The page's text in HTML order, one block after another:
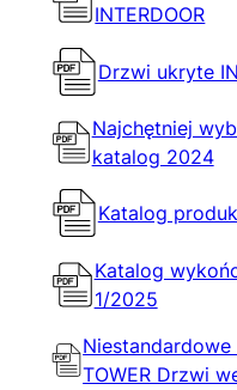
INTERDOOR
Drzwi ukryte
Najchętniej
katalog 2024
Katalog
Katalog
1/2025
TOWER Drzwi